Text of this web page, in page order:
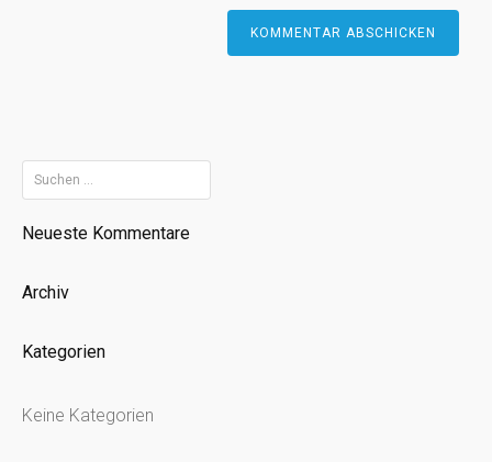
Suchen
nach:
Neueste Kommentare
Archiv
Kategorien
Keine Kategorien